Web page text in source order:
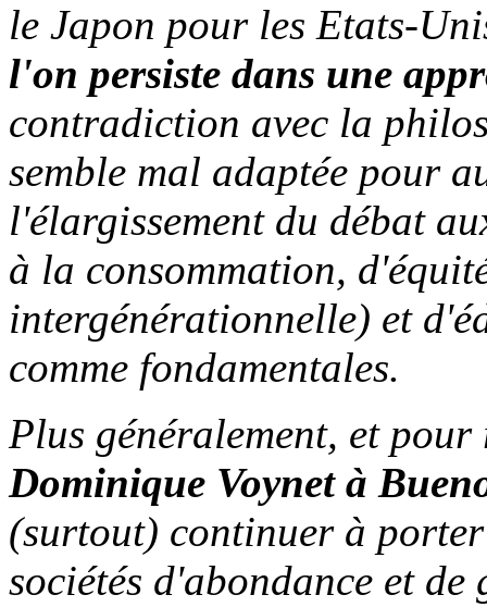
le Japon pour les Etats-
l'on persiste dans une
contradiction avec la
semble mal adaptée pour
l'élargissement du débat
à la consommation,
intergénérationnelle) et
comme fondamentales.
Plus généralement, et
Dominique Voynet à
(surtout) continuer à
sociétés d'abondance et